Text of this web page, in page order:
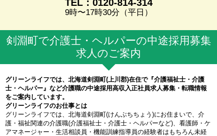
TEL：0120-814-314
9時〜17時30分（平日）
剣淵町で介護士・ヘルパーの中途採用募集
求人のご案内
グリーンライフでは、北海道剣淵町(上川郡)在住で『介護福祉士・介護
士・ヘルパー』など介護職の中途採用高収入正社員求人募集・転職情報
をご案内しています。
グリーンライフのお仕事とは
グリーンライフでは、北海道剣淵町(けんぶちちょう)にお住まいで、介
護・福祉関連の介護職(介護福祉士・介護士・ヘルパーなど)、看護師・ケ
アマネージャー・生活相談員・機能訓練指導員の経験者はもちろん未経